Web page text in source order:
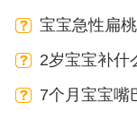
宝宝急性扁
2岁宝宝补什
7个月宝宝嘴